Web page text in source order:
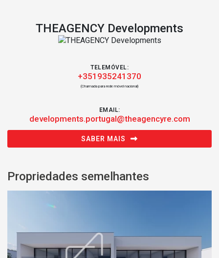
THEAGENCY Developments
TELEMÓVEL:
+351935241370
(Chamada para rede móvel nacional)
EMAIL:
developments.portugal@theagencyre.com
SABER MAIS
Propriedades semelhantes